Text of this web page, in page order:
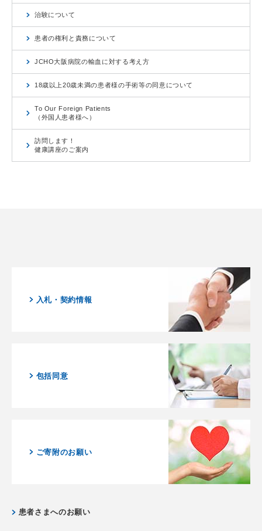
治験について
患者の権利と責務について
JCHO大阪病院の輸血に対する考え方
18歳以上20歳未満の患者様の手術等の同意について
To Our Foreign Patients
（外国人患者様へ）
訪問します！
健康講座のご案内
入札・契約情報
包括同意
ご寄附のお願い
患者さまへのお願い